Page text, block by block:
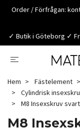
Order / Förfrågan:
✓ Butik i Göteborg ✓
Hem Fästelement
Cylindrisk
M8 Insexskruv
M8